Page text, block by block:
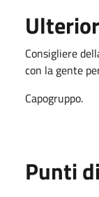
Consigliere
con la gente
Capogruppo.
Punti